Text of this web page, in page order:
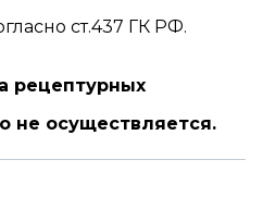
ст.437 ГК РФ.
рецептурных
не осуществляется.